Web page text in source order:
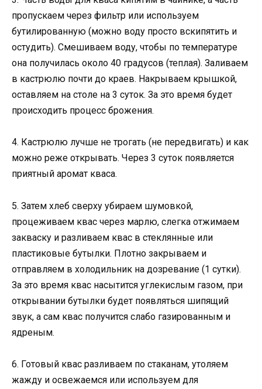
пропускаем через фильтр или используем
бутилированную (можно воду просто вскипятить и
остудить). Смешиваем воду, чтобы по температуре
она получилась около 40 градусов (теплая). Заливаем
в кастрюлю почти до краев. Накрываем крышкой,
оставляем на столе на 3 суток. За это время будет
происходить процесс брожения.
4. Кастрюлю лучше не трогать (не передвигать) и как
можно реже открывать. Через 3 суток появляется
приятный аромат кваса.
5. Затем хлеб сверху убираем шумовкой,
процеживаем квас через марлю, слегка отжимаем
закваску и разливаем квас в стеклянные или
пластиковые бутылки. Плотно закрываем и
отправляем в холодильник на дозревание (1 сутки).
За это время квас насытится углекислым газом, при
открывании бутылки будет появляться шипящий
звук, а сам квас получится слабо газированным и
ядреным.
6. Готовый квас разливаем по стаканам, утоляем
жажду и освежаемся или используем для